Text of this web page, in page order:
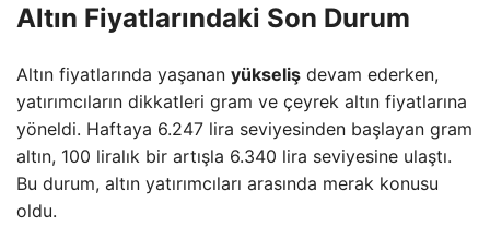
Altın Fiyatlarındaki Son Durum
Altın fiyatlarında yaşanan yükseliş devam ederken,
yatırımcıların dikkatleri gram ve çeyrek altın fiyatlarına
yöneldi. Haftaya 6.247 lira seviyesinden başlayan gram
altın, 100 liralık bir artışla 6.340 lira seviyesine ulaştı.
Bu durum, altın yatırımcıları arasında merak konusu
oldu.